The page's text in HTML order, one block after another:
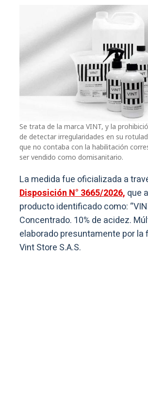
Se trata de la marca VINT, y la
de detectar irregularidades en su
que no contaba con la habilitación
ser vendido como domisanitario.
La medida fue oficializada a
Disposición N° 3665/2026, que
producto identificado como:
Concentrado. 10% de acidez.
elaborado presuntamente por la
Vint Store S.A.S.